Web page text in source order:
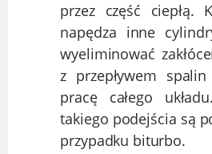
przez część ciepłą.
napędza inne
wyeliminować
z przepływem
pracę całego
takiego podejścia są
przypadku biturbo.